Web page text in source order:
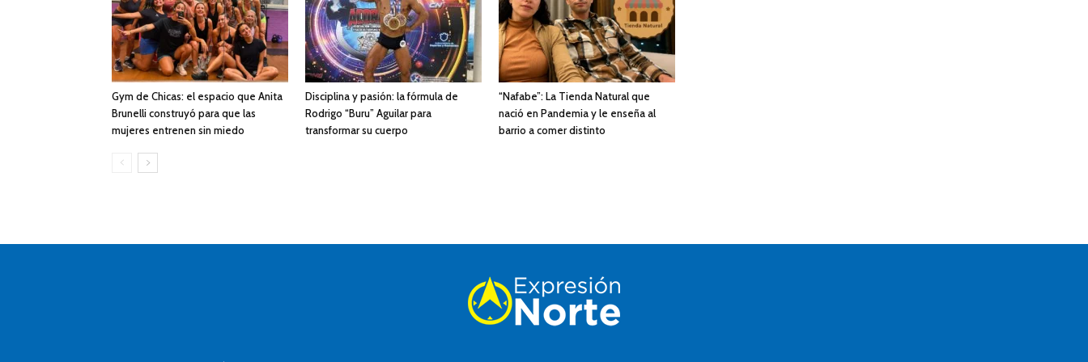
Gym de Chicas: el espacio que Anita
Brunelli construyó para que las
mujeres entrenen sin miedo
Disciplina y pasión: la fórmula de
Rodrigo “Buru” Aguilar para
transformar su cuerpo
“Nafabe”: La Tienda Natural que
nació en Pandemia y le enseña al
barrio a comer distinto